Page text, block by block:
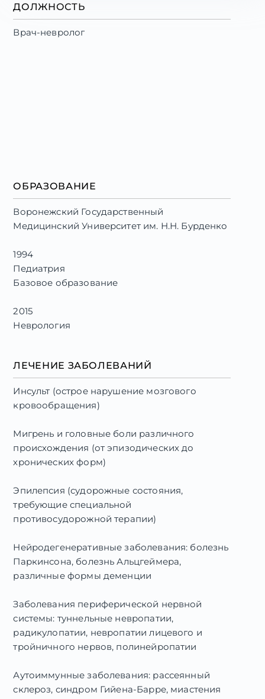
ДОЛЖНОСТЬ
Врач-невролог
ОБРАЗОВАНИЕ
Воронежский Государственный
Медицинский Университет им. Н.Н. Бурденко
1994
Педиатрия
Базовое образование
2015
Неврология
2015
Функциональная диагностика
Циклы переподготовки
Белгородский государственный
университет
2015
Интернатура
Воронежский Государственный
Медицинский Университет им. Н.Н. Бурденко
2020
Неврология
Повышение квалификации
2020
Функциональная диагностика
Повышение квалификации
2017
«Вопросы профпатологии и организация
ЛЕЧЕНИЕ ЗАБОЛЕВАНИЙ
Инсульт (острое нарушение мозгового
кровообращения)
Мигрень и головные боли различного
происхождения (от эпизодических до
хронических форм)
Эпилепсия (судорожные состояния,
требующие специальной
противосудорожной терапии)
Нейродегенеративные заболевания: болезнь
Паркинсона, болезнь Альцгеймера,
различные формы деменции
Заболевания периферической нервной
системы: туннельные невропатии,
радикулопатии, невропатии лицевого и
тройничного нервов, полинейропатии
Аутоиммунные заболевания: рассеянный
склероз, синдром Гийена-Барре, миастения